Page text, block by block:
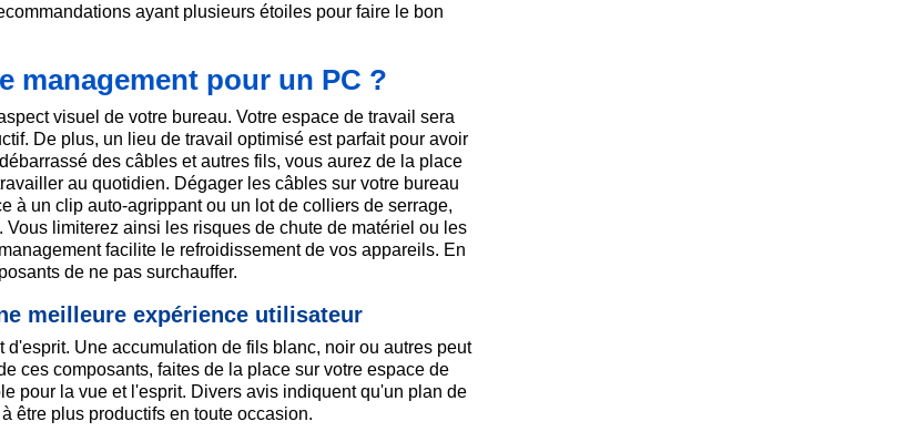
ayant plusieurs étoiles pour faire le bon
management pour un PC ?
visuel de votre bureau. Votre espace de travail sera
De plus, un lieu de travail optimisé est parfait pour avoir
des câbles et autres fils, vous aurez de la place
au quotidien. Dégager les câbles sur votre bureau
à un clip auto-agrippant ou un lot de colliers de serrage,
limiterez ainsi les risques de chute de matériel ou les
facilite le refroidissement de vos appareils. En
de ne pas surchauffer.
meilleure expérience utilisateur
Une accumulation de fils blanc, noir ou autres peut
ces composants, faites de la place sur votre espace de
pour la vue et l'esprit. Divers avis indiquent qu'un plan de
être plus productifs en toute occasion.